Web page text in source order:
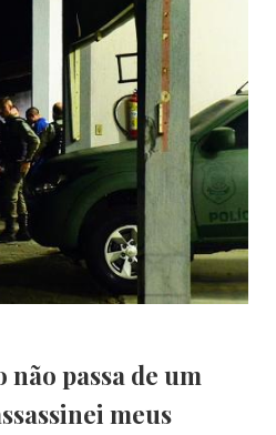
passa de um
meus